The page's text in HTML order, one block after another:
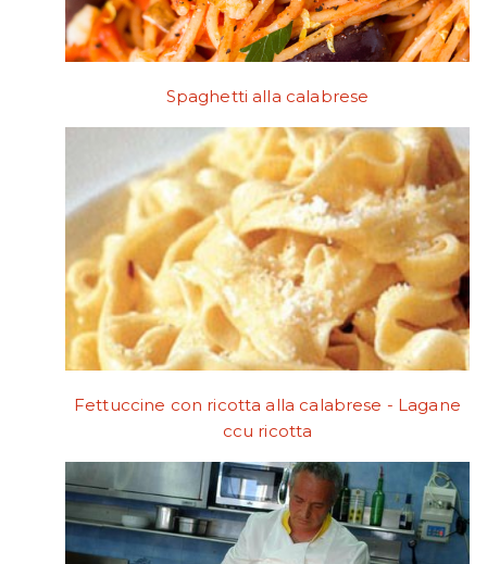
Spaghetti alla calabrese
Fettuccine con ricotta alla calabrese - Lagane
ccu ricotta